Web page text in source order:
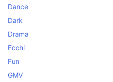
Dance
Dark
Drama
Ecchi
Fun
GMV